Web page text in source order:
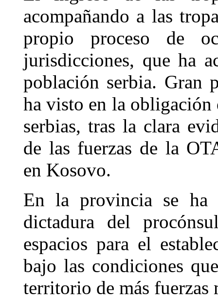
acompañando a las
propio proceso de
jurisdicciones, que ha
población serbia. Gran
ha visto en la obligación
serbias, tras la clara
de las fuerzas de la
en Kosovo.
En la provincia se ha
dictadura del
espacios para el
bajo las condiciones
territorio de más